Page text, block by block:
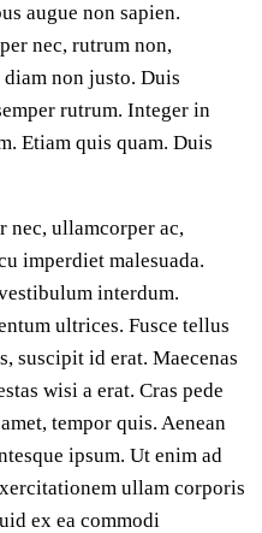
augue non sapien.
nec, rutrum non,
non justo. Duis
rutrum. Integer in
Etiam quis quam. Duis
nec, ullamcorper ac,
imperdiet malesuada.
interdum.
ultrices. Fusce tellus
suscipit id erat. Maecenas
wisi a erat. Cras pede
tempor quis. Aenean
ipsum. Ut enim ad
ullam corporis
ex ea commodi